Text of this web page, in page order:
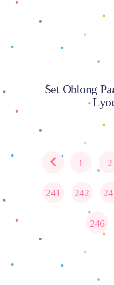
Set Oblong
1 2
241 242
246